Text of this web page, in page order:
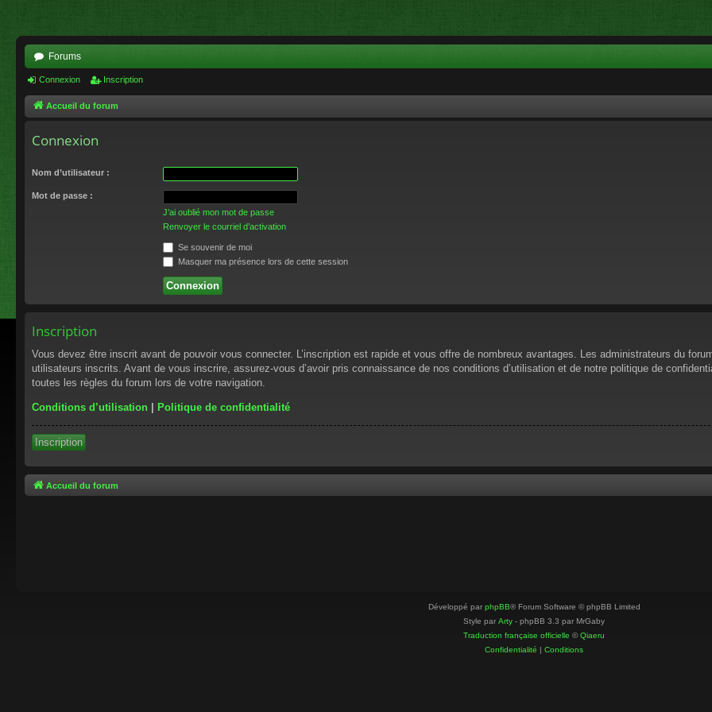
Forums
Connexion Inscription
Accueil du forum
Connexion
Nom d’utilisateur :
Mot de passe :
J’ai oublié mon mot de passe
Renvoyer le courriel d’activation
Se souvenir de moi
Masquer ma présence lors de cette session
Inscription
Vous devez être inscrit avant de pouvoir vous connecter. L’inscription est rapide et vous offre de nombreux avantages. Les administrateurs du
utilisateurs inscrits. Avant de vous inscrire, assurez-vous d’avoir pris connaissance de nos conditions d’utilisation et de notre politique de
toutes les règles du forum lors de votre navigation.
Conditions d’utilisation | Politique de confidentialité
Inscription
Accueil du forum
Développé par phpBB® Forum Software © phpBB Limited
Style par Arty - phpBB 3.3 par MrGaby
Traduction française officielle ©Qiaeru
Confidentialité | Conditions